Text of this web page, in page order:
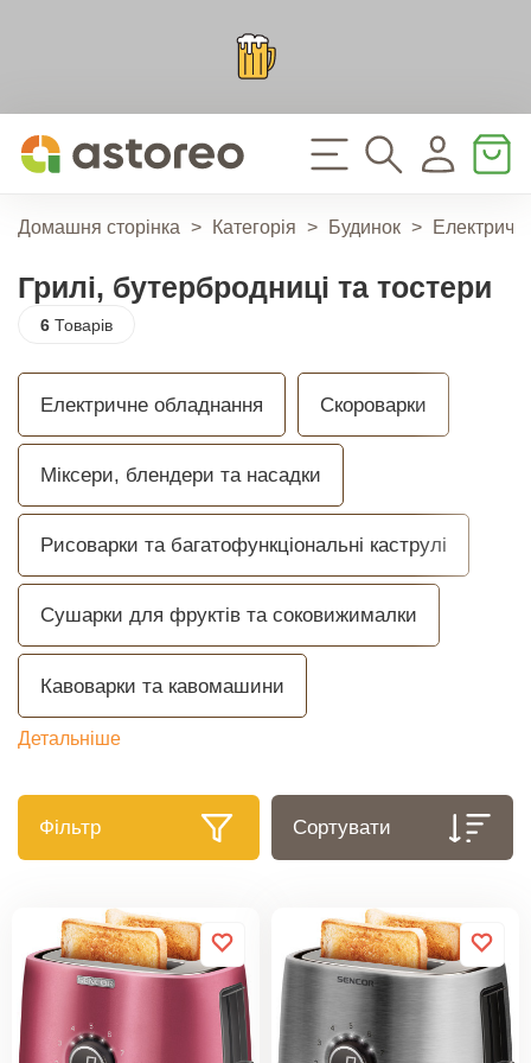
Домашня сторінка > Категорія > Будинок >
Грилі, бутербродниці та тостери
6Товарів
Електричне обладнання Скороварки
Міксери, блендери та насадки
Рисоварки та багатофункціональні каструлі
Сушарки для фруктів та соковижималки
Кавоварки та кавомашини
Детальніше
Фільтр Сортувати